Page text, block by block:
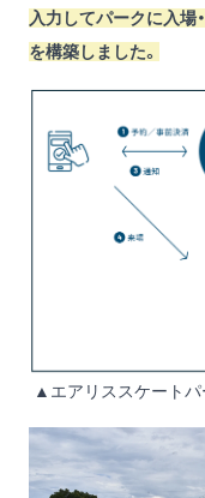
入力してパークに入場
を構築しました。
▲エアリススケート